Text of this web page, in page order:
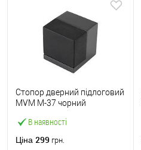
В наявності
Стопор дверний підлоговий
MVM M-37 чорний
Ціна 299 грн.